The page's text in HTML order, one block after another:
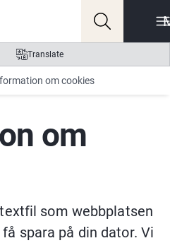
Translate
om cookies
om
som webbplatsen
spara på din dator. Vi